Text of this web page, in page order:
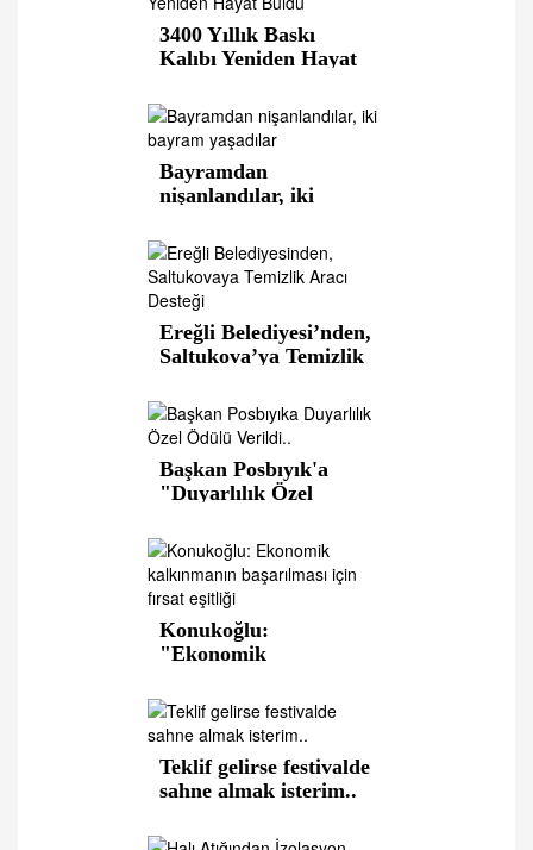
3400 Yıllık Baskı
Kalıbı Yeniden Hayat
Bayramdan
nişanlandılar, iki
Ereğli Belediyesi’nden,
Saltukova’ya Temizlik
Başkan Posbıyık'a
"Duyarlılık Özel
Konukoğlu:
"Ekonomik
başarılması için fırsat
eşitliği"
Teklif gelirse festivalde
sahne almak isterim..